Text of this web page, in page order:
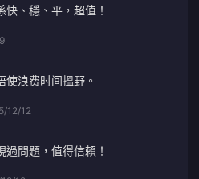
、穩、平，超值！
使浪费时间搵野。
12/12
問題，值得信賴！